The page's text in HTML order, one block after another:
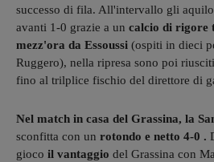
successo di fila. All'intervallo gli
avanti 1-0 grazie a un calcio di rigore
mezz'ora da Essoussi (ospiti in dieci
Ruggero), nella ripresa sono poi
fino al trilplice fischio del direttore di
Nel match in casa del Grassina, la
sconfitta con un rotondo e netto 4-0 .
gioco il vantaggio del Grassina con